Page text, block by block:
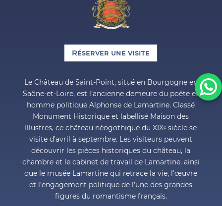
Réserver une visite
Le Château de Saint-Point, situé en Bourgogne en
Saône-et-Loire, est l’ancienne demeure du poète et
homme politique Alphonse de Lamartine. Classé
Monument Historique et labellisé Maison des
Illustres, ce château néogothique du XIXᵉ siècle se
visite d’avril à septembre. Les visiteurs peuvent
découvrir les pièces historiques du château, la
chambre et le cabinet de travail de Lamartine, ainsi
que le musée Lamartine qui retrace la vie, l’œuvre
et l’engagement politique de l’une des grandes
figures du romantisme français.